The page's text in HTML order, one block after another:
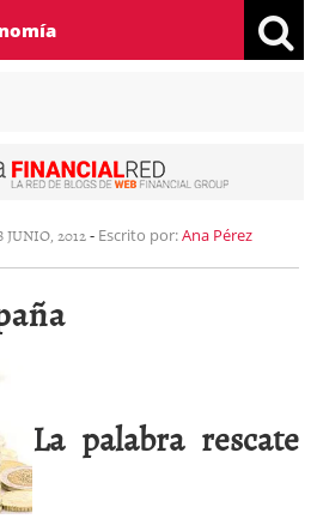
JUNIO, 2012- Escrito por:Ana Pérez
La palabra rescate